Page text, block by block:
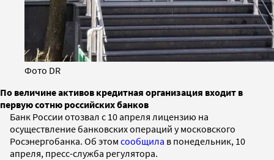
Фото DR
По величине активов кредитная организация входит в
первую сотню российских банков
Банк России отозвал с 10 апреля лицензию на
осуществление банковских операций у московского
Росэнергобанка. Об этом сообщила в понедельник, 10
апреля, пресс-служба регулятора.